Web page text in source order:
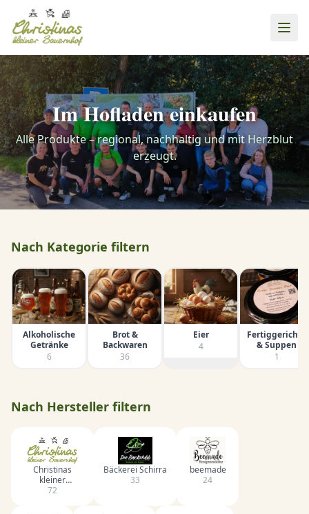
Im Hofladen einkaufen
Alle Produkte – regional, nachhaltig und mit Herzblut
erzeugt.
Nach Kategorie filtern
Alkoholische
Getränke
6
Brot &
Backwaren
36
Eier
4
Fertiggerichte
& Suppen
1
Nach Hersteller filtern
Christinas
kleiner
Bauernhof
72
Bäckerei Schirra
33
beemade
24